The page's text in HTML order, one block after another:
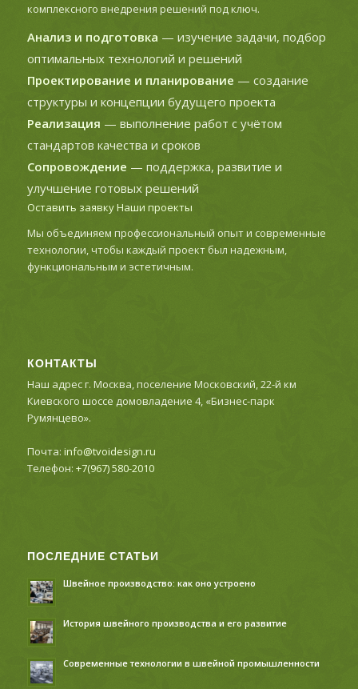
комплексного внедрения решений под ключ.
Анализ и подготовка — изучение задачи, подбор
оптимальных технологий и решений
Проектирование и планирование — создание
структуры и концепции будущего проекта
Реализация — выполнение работ с учётом
стандартов качества и сроков
Сопровождение — поддержка, развитие и
улучшение готовых решений
Оставить заявкуНаши проекты
Мы объединяем профессиональный опыт и современные
технологии, чтобы каждый проект был надежным,
функциональным и эстетичным.
КОНТАКТЫ
Наш адрес г. Москва, поселение Московский, 22-й км
Киевского шоссе домовладение 4, «Бизнес-парк
Румянцево».
Почта: info@tvoidesign.ru
Телефон: +7(967) 580-2010
ПОСЛЕДНИЕ СТАТЬИ
Швейное производство: как оно устроено
История швейного производства и его развитие
Современные технологии в швейной промышленности